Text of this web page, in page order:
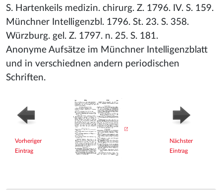
S. Hartenkeils medizin. chirurg. Z. 1796. IV. S. 159.
Münchner Intelligenzbl. 1796. St. 23. S. 358.
Würzburg. gel. Z. 1797. n. 25. S. 181.
Anonyme Aufsätze im Münchner Intelligenzblatt
und in verschiednen andern periodischen
Schriften.
Vorheriger
Eintrag
Nächster
Eintrag